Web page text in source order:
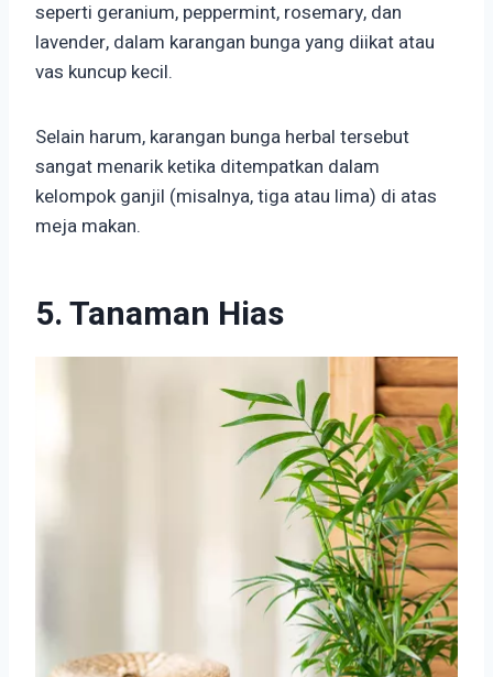
seperti geranium, peppermint, rosemary, dan
lavender, dalam karangan bunga yang diikat atau
vas kuncup kecil.
Selain harum, karangan bunga herbal tersebut
sangat menarik ketika ditempatkan dalam
kelompok ganjil (misalnya, tiga atau lima) di atas
meja makan.
5. Tanaman Hias